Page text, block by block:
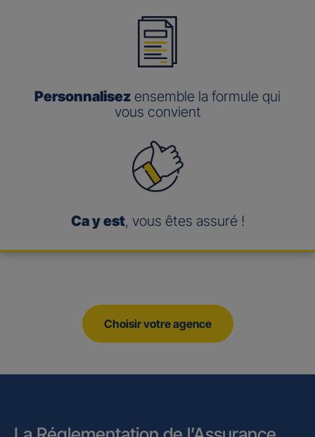
Personnalisez ensemble la formule qui
vous convient
Ca y est, vous êtes assuré !
Choisir votre agence